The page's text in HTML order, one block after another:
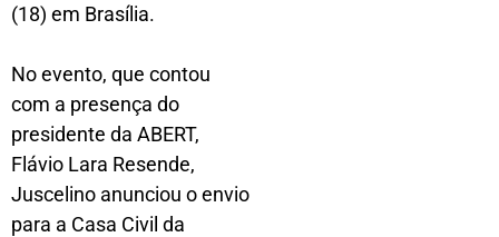
(18) em Brasília.
No evento, que contou
com a presença do
presidente da ABERT,
Flávio Lara Resende,
Juscelino anunciou o envio
para a Casa Civil da